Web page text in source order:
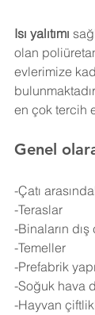
Isı yalıtımı
olan
evlerimize
en çok tercih
Genel
-Çatı
-Teraslar
-Binaların
-Temeller
-Prefabrik
-Soğuk hava
-Hayvan